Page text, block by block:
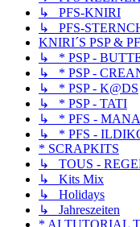
↳ PFS-KNIRI
↳ PFS-
KNIRI´S PSP &
↳ * PSP -
↳ * PSP -
↳ * PSP - K@DS
↳ * PSP - TATI
↳ * PFS -
↳ * PFS -
* SCRAPKITS
↳ TOUS -
↳ Kits Mix
↳ Holidays
↳ Jahreszeiten
* AI TUTORIAL